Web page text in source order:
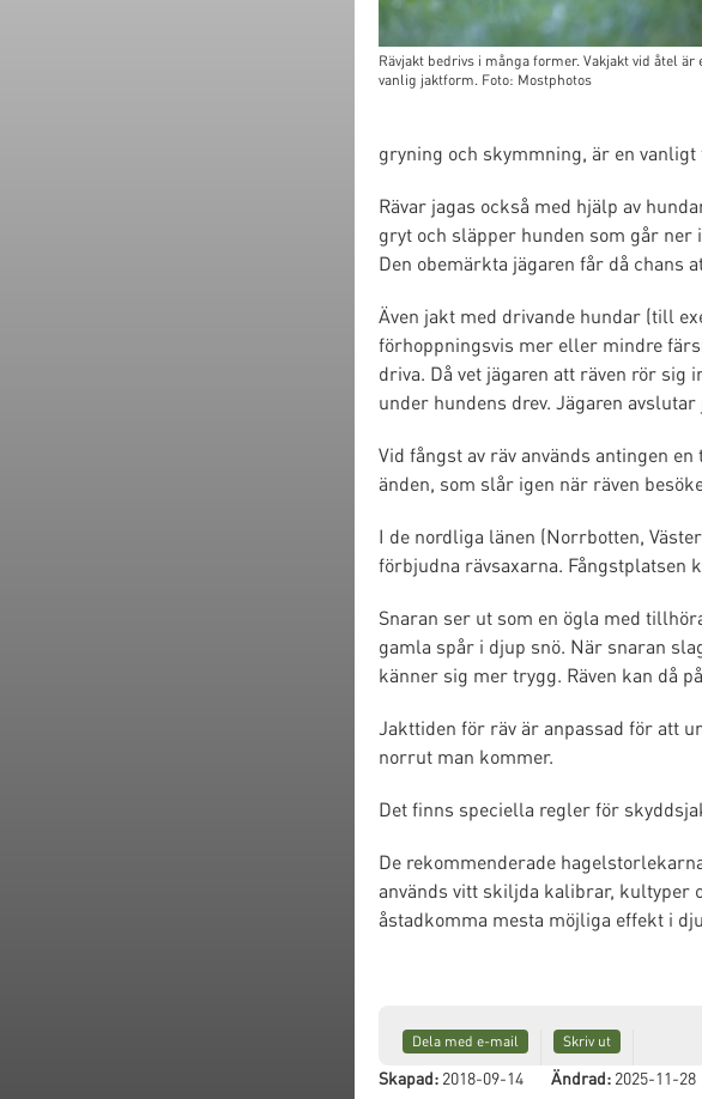
Rävjakt bedrivs i många former. Vakjakt vid åtel är
vanlig jaktform. Foto: Mostphotos
gryning och skymmning, är en
Rävar jagas också med hjälp av
gryt och släpper hunden som går
Den obemärkta jägaren får då chans
Även jakt med drivande hundar (till
förhoppningsvis mer eller mindre
driva. Då vet jägaren att räven rör
under hundens drev. Jägaren
Vid fångst av räv används antingen
änden, som slår igen när räven
I de nordliga länen (Norrbotten,
förbjudna rävsaxarna. Fångstplatsen
Snaran ser ut som en ögla med
gamla spår i djup snö. När snaran
känner sig mer trygg. Räven kan då
Jakttiden för räv är anpassad för att
norrut man kommer.
Det finns speciella regler för
De rekommenderade
används vitt skiljda kalibrar, kultyper
åstadkomma mesta möjliga effekt i
Dela med e-mail Skriv ut
Skapad:2018-09-14 Ändrad:2025-11-28